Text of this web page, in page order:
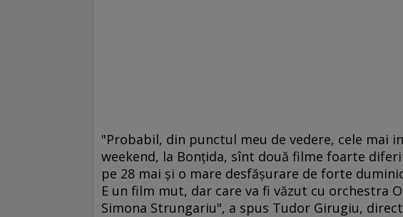
"Probabil, din punctul meu de vedere, cele mai
weekend, la Bonţida, sînt două filme foarte
pe 28 mai şi o mare desfăşurare de forte
E un film mut, dar care va fi văzut cu orchestra
Simona Strungariu", a spus Tudor Girugiu,